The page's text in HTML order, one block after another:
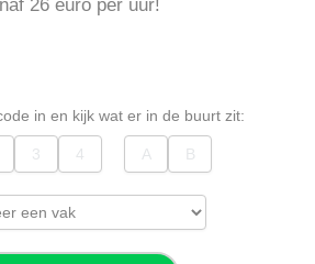
26 euro per uur!
in en kijk wat er in de buurt zit: